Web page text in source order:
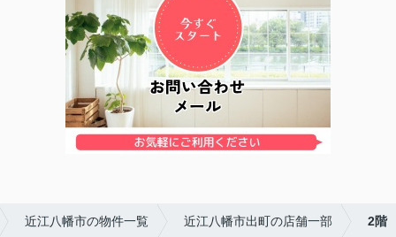
近江八幡市の物件一覧 近江八幡市出町の店舗一部 2階